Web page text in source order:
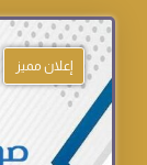
إعلان مميز